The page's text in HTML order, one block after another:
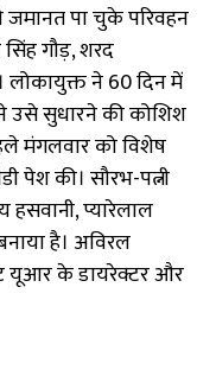
जमानत पा चुके परिवहन
गौड़, शरद
लोकायुक्त ने 60 दिन में
उसे सुधारने की कोशिश
मंगलवार को विशेष
पेश की। सौरभ-पत्नी
हसवानी, प्यारेलाल
है। अविरल
यूआर के डायरेक्टर और